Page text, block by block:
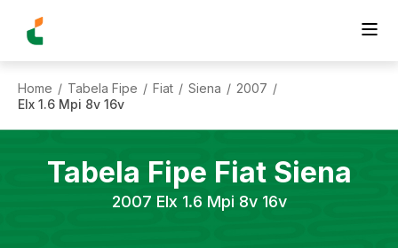
Home / Tabela Fipe / Fiat / Siena / 2007 /
Elx 1.6 Mpi 8v 16v
Tabela Fipe Fiat Siena
2007 Elx 1.6 Mpi 8v 16v